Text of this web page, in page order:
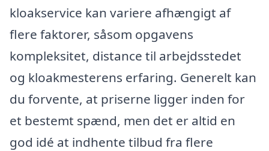
kloakservice kan variere afhængigt af
flere faktorer, såsom opgavens
kompleksitet, distance til arbejdsstedet
og kloakmesterens erfaring. Generelt kan
du forvente, at priserne ligger inden for
et bestemt spænd, men det er altid en
god idé at indhente tilbud fra flere